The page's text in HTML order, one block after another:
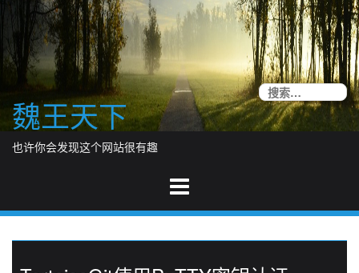
content
魏王天下
也许你会发现这个网站很有趣
搜